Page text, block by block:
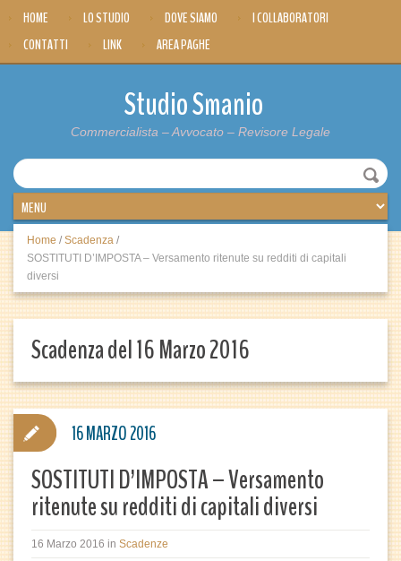
HOME LO STUDIO DOVE SIAMO
I COLLABORATORI
CONTATTI
LINK AREA PAGHE
Studio Smanio
Commercialista – Avvocato – Revisore Legale
Home / Scadenza /
SOSTITUTI D’IMPOSTA – Versamento ritenute su redditi di capitali
diversi
Scadenza del 16 Marzo 2016
SOSTITUTI D’IMPOSTA – Versamento
ritenute su redditi di capitali diversi
16 Marzo 2016 in Scadenze
16 MARZO 2016